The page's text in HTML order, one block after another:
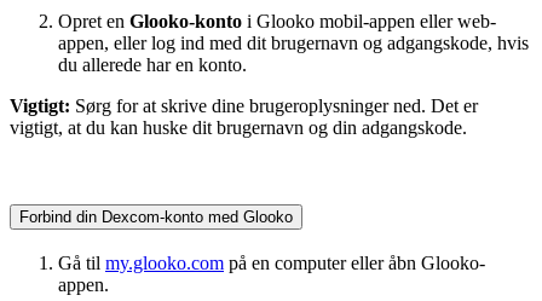
Opret en Glooko-konto i Glooko mobil-appen eller web-
appen, eller log ind med dit brugernavn og adgangskode, hvis
du allerede har en konto.
Vigtigt: Sørg for at skrive dine brugeroplysninger ned. Det er
vigtigt, at du kan huske dit brugernavn og din adgangskode.
Forbind din Dexcom-konto med Glooko
Gå til my.glooko.com på en computer eller åbn Glooko-
appen.